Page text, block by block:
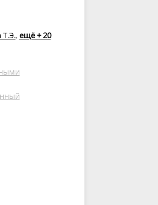
Т.Э., ещё + 20